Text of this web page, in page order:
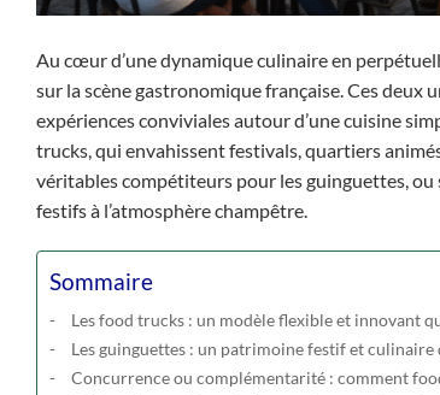
Au cœur d’une dynamique culinaire en
sur la scène gastronomique française. Ces deux
expériences conviviales autour d’une cuisine
trucks, qui envahissent festivals, quartiers
véritables compétiteurs pour les guinguettes, ou
festifs à l’atmosphère champêtre.
Sommaire
Les food trucks : un modèle flexible et innovant
Les guinguettes : un patrimoine festif et
Concurrence ou complémentarité : comment